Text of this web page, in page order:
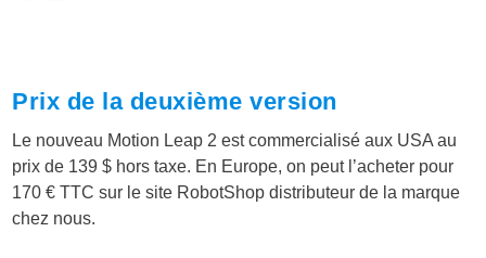
Prix de la deuxième version
Le nouveau Motion Leap 2 est commercialisé aux USA au
prix de 139 $ hors taxe. En Europe, on peut l’acheter pour
170 € TTC sur le site RobotShop distributeur de la marque
chez nous.